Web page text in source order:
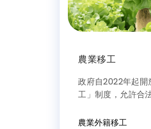
農業移工
政府自2022年起開
工」制度，允許合
農業移工政策再升
農業外籍移工